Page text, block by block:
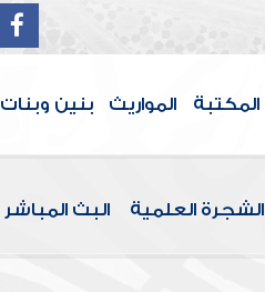
المكتبة المواريث بنين وبنات
الشجرة العلمية البث المباشر